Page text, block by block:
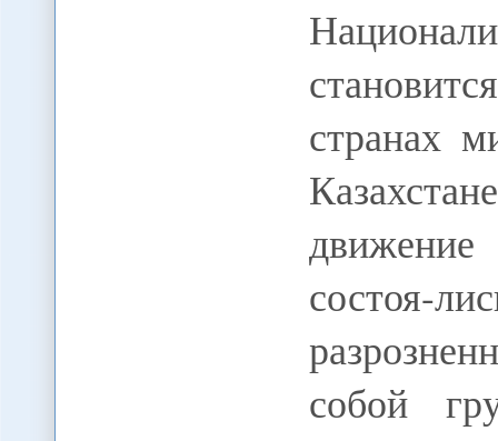
странах
движение
состоя-
собой